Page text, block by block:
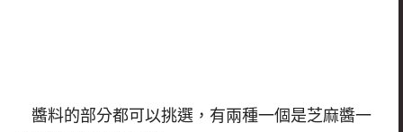
醬料的部分都可以挑選，有兩種一個是芝麻醬一